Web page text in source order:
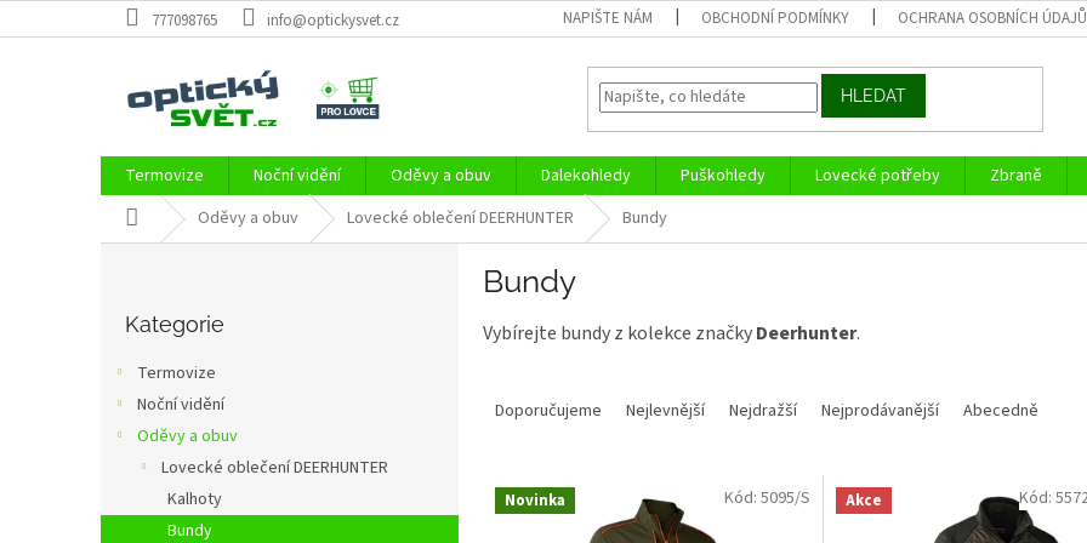
na
777098765 info@optickysvet.cz NAPIŠTE NÁM OBCHODNÍ PODMÍNKY OCHRANA OSOBNÍCH ÚDAJŮ
HLEDAT
Termovize Noční vidění Oděvy a obuv Dalekohledy Puškohledy Lovecké potřeby Zbraně
Domů Oděvy a obuv Lovecké oblečení DEERHUNTER Bundy
a
kategorie
Kategorie
Termovize
Noční vidění
Oděvy a obuv
Lovecké oblečení DEERHUNTER
Kalhoty
Bundy
Bundy
Vybírejte bundy z kolekce značkyDeerhunter.
n
Doporučujeme Nejlevnější Nejdražší Nejprodávanější Abecedně
V Novinka Kód: 5095/S Akce Kód: